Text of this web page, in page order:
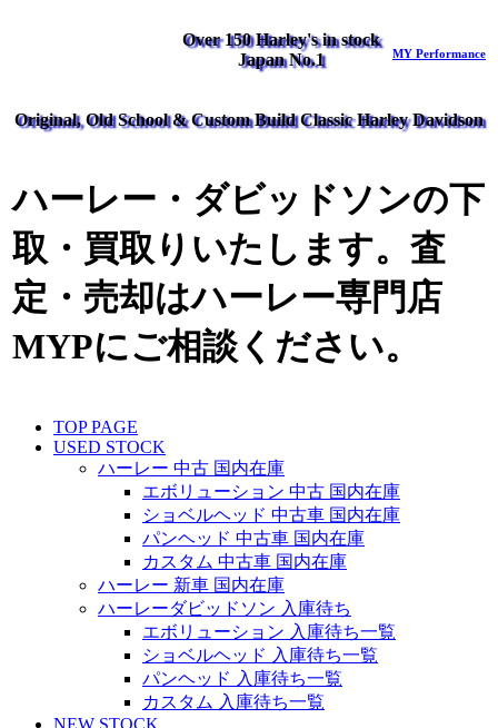
Over 150 Harley's in stock
Japan No.1
MY Performance
Original, Old School & Custom Build Classic Harley Davidson
ハーレー・ダビッドソンの下
取・買取りいたします。査
定・売却はハーレー専門店
MYPにご相談ください。
TOP PAGE
USED STOCK
ハーレー 中古 国内在庫
エボリューション 中古 国内在庫
ショベルヘッド 中古車 国内在庫
パンヘッド 中古車 国内在庫
カスタム 中古車 国内在庫
ハーレー 新車 国内在庫
ハーレーダビッドソン 入庫待ち
エボリューション 入庫待ち一覧
ショベルヘッド 入庫待ち一覧
パンヘッド 入庫待ち一覧
カスタム 入庫待ち一覧
NEW STOCK